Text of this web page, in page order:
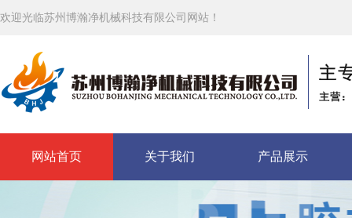
欢迎光临苏州博瀚净机械科技有限公司网站！
网站首页 关于我们 产品展示